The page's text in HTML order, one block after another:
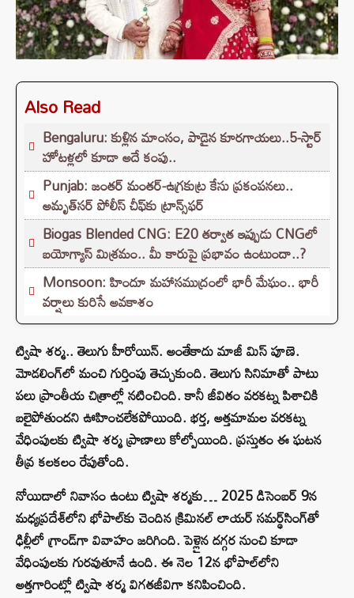
Also Read
Bengaluru: కుళ్లిన మాంసం, పాడైన కూరగాయలు..5-స్టార్
హోటళ్లలో కూడా అదే కంపు..
Punjab: జంతర్ మంతర్-ఉగ్రకుట్ర కేసు ప్రకంపనలు..
అమృత్‌సర్ పోలీస్ చీఫ్‌కు ట్రాన్స్‌ఫర్
Biogas Blended CNG: E20 తర్వాత ఇప్పుడు CNGలో
బయోగ్యాస్ మిశ్రమం.. మీ కారుపై ప్రభావం ఉంటుందా..?
Monsoon: హిందూ మహాసముద్రంలో భారీ మేఘం.. భారీ
వర్షాలు కురిసే అవకాశం
ట్విషా శర్మ.. తెలుగు హీరోయిన్. అంతేకాదు మాజీ మిస్ పూణె.
మోడలింగ్‌లో మంచి గుర్తింపు తెచ్చుకుంది. తెలుగు సినిమాతో పాటు
పలు ప్రాంతీయ చిత్రాల్లో నటించింది. కానీ జీవితం వరకట్న పిశాచికి
బలైపోతుందని ఊహించలేకపోయింది. భర్త, అత్తమామల వరకట్న
వేధింపులకు ట్విషా శర్మ ప్రాణాలు కోల్పోయింది. ప్రస్తుతం ఈ ఘటన
తీవ్ర కలకలం రేపుతోంది.
నోయిడాలో నివాసం ఉంటు ట్విషా శర్మకు… 2025 డిసెంబర్ 9న
మధ్యప్రదేశ్‌‌లోని భోపాల్‌కు చెందిన క్రిమినల్ లాయర్ సమర్థ్‌సింగ్‌తో
ఢిల్లీలో గ్రాండ్‌గా వివాహం జరిగింది. పెళ్లైన దగ్గర నుంచి కూడా
వేధింపులకు గురవుతూనే ఉంది. ఈ నెల 12న భోపాల్‌లోని
అత్తగారింట్లో ట్విషా శర్మ విగతజీవిగా కనిపించింది.